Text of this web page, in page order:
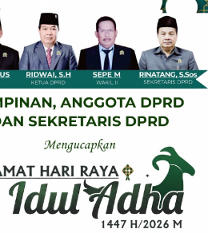
ini untuk komentar saya